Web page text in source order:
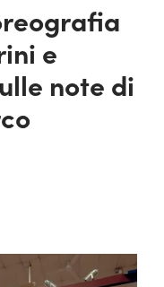
e
note di